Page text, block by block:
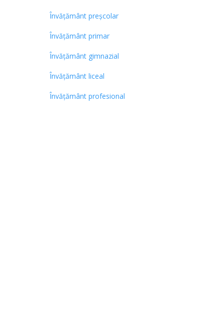
Învățământ preșcolar
Învățământ primar
Învățământ gimnazial
Învățământ liceal
Învățământ profesional